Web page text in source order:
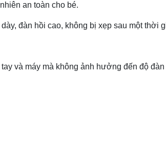
an toàn cho bé.
đàn hồi cao, không bị xẹp sau một thời
tay và máy mà không ảnh hưởng đến độ